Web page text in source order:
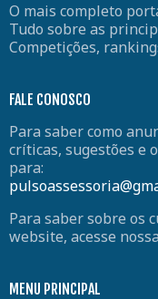
O mais completo
Tudo sobre as
Competições,
FALE CONOSCO
Para saber como
críticas, sugestões e
para:
Para saber sobre os
website, acesse nossa
MENU PRINCIPAL